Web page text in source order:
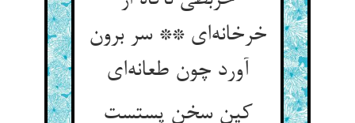
خرخانه‌ای ** سر برون
آورد چون طعانه‌ای
کین سخن پستست